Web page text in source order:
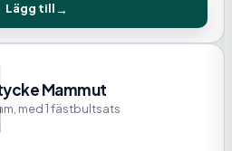
Lägg till
Mammut
med 1 fästbultsats